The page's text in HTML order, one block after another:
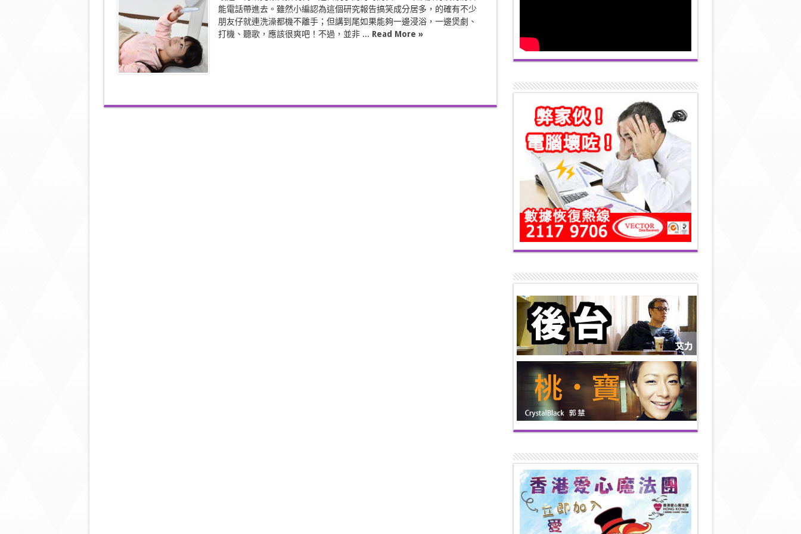
背
洗
白
白〉
中
能電話帶進去。雖然小編認為這個研究報告搞笑成分居多，的確有不少
朋友仔就連洗澡都機不離手；但講到尾如果能夠一邊浸浴，一邊煲劇、
打機、聽歌，應該很爽吧！不過，並非 ... Read More »